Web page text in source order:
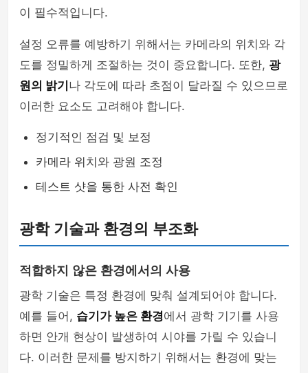
이 필수적입니다.
설정 오류를 예방하기 위해서는 카메라의 위치와 각
도를 정밀하게 조절하는 것이 중요합니다. 또한, 광
원의 밝기 나 각도에 따라 초점이 달라질 수 있으므로
이러한 요소도 고려해야 합니다.
정기적인 점검 및 보정
카메라 위치와 광원 조정
테스트 샷을 통한 사전 확인
광학 기술과 환경의 부조화
적합하지 않은 환경에서의 사용
광학 기술은 특정 환경에 맞춰 설계되어야 합니다.
예를 들어, 습기가 높은 환경에서 광학 기기를 사용
하면 안개 현상이 발생하여 시야를 가릴 수 있습니
다. 이러한 문제를 방지하기 위해서는 환경에 맞는